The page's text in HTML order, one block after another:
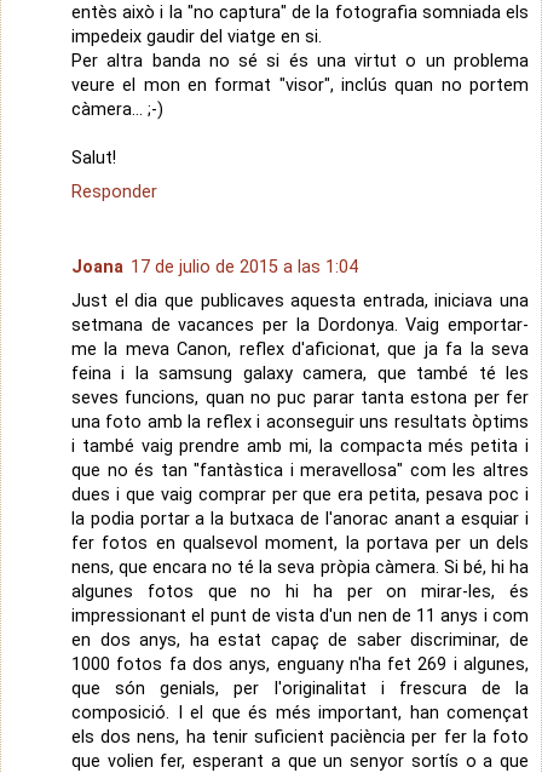
entès això i la "no captura" de la fotografia somniada els
impedeix gaudir del viatge en si.
Per altra banda no sé si és una virtut o un problema
veure el mon en format "visor", inclús quan no portem
càmera... ;-)
Salut!
Responder
Joana 17 de julio de 2015 a las 1:04
Just el dia que publicaves aquesta entrada, iniciava una
setmana de vacances per la Dordonya. Vaig emportar-
me la meva Canon, reflex d'aficionat, que ja fa la seva
feina i la samsung galaxy camera, que també té les
seves funcions, quan no puc parar tanta estona per fer
una foto amb la reflex i aconseguir uns resultats òptims
i també vaig prendre amb mi, la compacta més petita i
que no és tan "fantàstica i meravellosa" com les altres
dues i que vaig comprar per que era petita, pesava poc i
la podia portar a la butxaca de l'anorac anant a esquiar i
fer fotos en qualsevol moment, la portava per un dels
nens, que encara no té la seva pròpia càmera. Si bé, hi ha
algunes fotos que no hi ha per on mirar-les, és
impressionant el punt de vista d'un nen de 11 anys i com
en dos anys, ha estat capaç de saber discriminar, de
1000 fotos fa dos anys, enguany n'ha fet 269 i algunes,
que són genials, per l'originalitat i frescura de la
composició. I el que és més important, han començat
els dos nens, ha tenir suficient paciència per fer la foto
que volien fer, esperant a que un senyor sortís o a que